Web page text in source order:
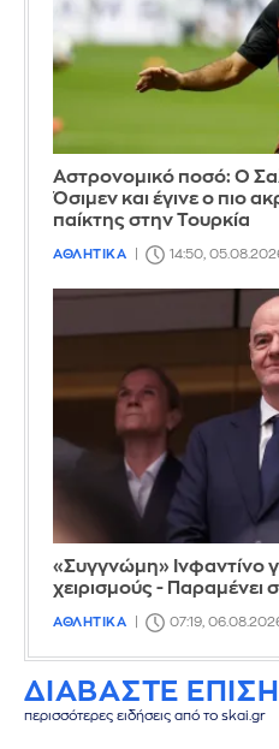
Αστρονομικό ποσό: Ο
Όσιμεν και έγινε ο πιο
παίκτης στην Τουρκία
ΑΘΛΗΤΙΚΑ 14:50,
«Συγγνώμη» Ινφαντίνο
χειρισμούς - Παραμένει
ΑΘΛΗΤΙΚΑ 07:19,
ΔΙΑΒΑΣΤΕ
περισσότερες ειδήσεις από το skai.gr